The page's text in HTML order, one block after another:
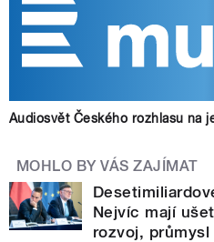
Audiosvět Českého rozhlasu na
MOHLO BY VÁS ZAJÍMAT
Nejvíc mají
rozvoj, průmysl